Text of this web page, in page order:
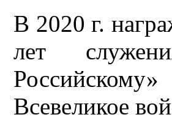
В 2020 г.
лет
Всевеликое